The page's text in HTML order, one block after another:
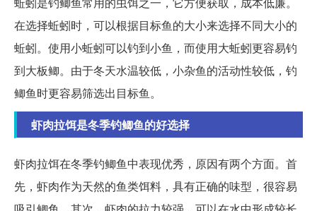
在选择蚯蚓时，可以根据目标鱼的大小来选择不同大小的
蚯蚓。使用小蚯蚓可以钓到小鱼，而使用大蚯蚓更容易钓
到大板鲫。由于冬天水温较低，小杂鱼的活动性较低，钓
鲫鱼时更容易筛选出目标鱼。
虾肉拉饵是冬季钓鲫鱼的好选择
虾肉拉饵在冬季钓鲫鱼中表现优秀，原因有两个方面。首
先，虾肉作为天然的鱼类饵料，具有正确的味型，很容易